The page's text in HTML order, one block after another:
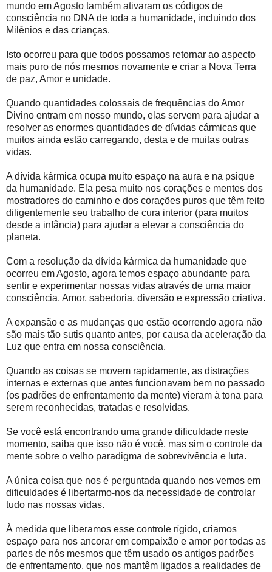
mundo em Agosto também ativaram os códigos de
consciência no DNA de toda a humanidade, incluindo dos
Milênios e das crianças.
Isto ocorreu para que todos possamos retornar ao aspecto
mais puro de nós mesmos novamente e criar a Nova Terra
de paz, Amor e unidade.
Quando quantidades colossais de frequências do Amor
Divino entram em nosso mundo, elas servem para ajudar a
resolver as enormes quantidades de dívidas cármicas que
muitos ainda estão carregando, desta e de muitas outras
vidas.
A dívida kármica ocupa muito espaço na aura e na psique
da humanidade. Ela pesa muito nos corações e mentes dos
mostradores do caminho e dos corações puros que têm feito
diligentemente seu trabalho de cura interior (para muitos
desde a infância) para ajudar a elevar a consciência do
planeta.
Com a resolução da dívida kármica da humanidade que
ocorreu em Agosto, agora temos espaço abundante para
sentir e experimentar nossas vidas através de uma maior
consciência, Amor, sabedoria, diversão e expressão criativa.
A expansão e as mudanças que estão ocorrendo agora não
são mais tão sutis quanto antes, por causa da aceleração da
Luz que entra em nossa consciência.
Quando as coisas se movem rapidamente, as distrações
internas e externas que antes funcionavam bem no passado
(os padrões de enfrentamento da mente) vieram à tona para
serem reconhecidas, tratadas e resolvidas.
Se você está encontrando uma grande dificuldade neste
momento, saiba que isso não é você, mas sim o controle da
mente sobre o velho paradigma de sobrevivência e luta.
A única coisa que nos é perguntada quando nos vemos em
dificuldades é libertarmo-nos da necessidade de controlar
tudo nas nossas vidas.
À medida que liberamos esse controle rígido, criamos
espaço para nos ancorar em compaixão e amor por todas as
partes de nós mesmos que têm usado os antigos padrões
de enfrentamento, que nos mantêm ligados a realidades de